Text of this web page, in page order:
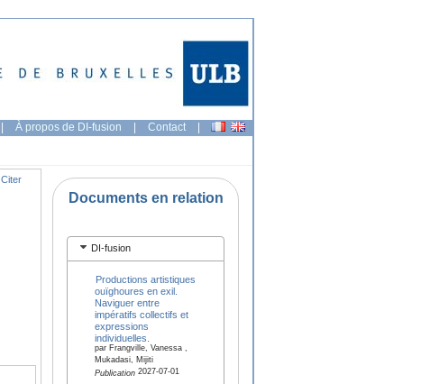
| À propos de DI-fusion | Contact |
Citer
Documents en relation
DI-fusion
Productions artistiques
ouïghoures en exil.
Naviguer entre
impératifs collectifs et
expressions
individuelles.
par Frangville, Vanessa ,
Mukadasi, Mijiti
Publication2027-07-01